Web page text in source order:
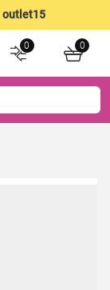
outlet15
0 0